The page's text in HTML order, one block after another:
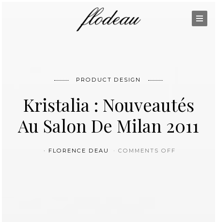
PRODUCT DESIGN
Kristalia : Nouveautés
Au Salon De Milan 2011
FLORENCE DEAU COMMENTS OFF